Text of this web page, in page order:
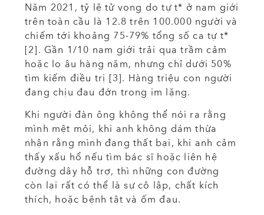
Năm 2021, tỷ lệ tử vong do tự t* ở nam giới
trên toàn cầu là 12.8 trên 100.000 người và
chiếm tới khoảng 75-79% tổng số ca tự t*
[2]. Gần 1/10 nam giới trải qua trầm cảm
hoặc lo âu hàng năm, nhưng chỉ dưới 50%
tìm kiếm điều trị [3]. Hàng triệu con người
đang chịu đau đớn trong im lặng.
Khi người đàn ông không thể nói ra rằng
mình mệt mỏi, khi anh không dám thừa
nhận rằng mình đang thất bại, khi anh cảm
thấy xấu hổ nếu tìm bác sĩ hoặc liên hệ
đường dây hỗ trợ, thì những con đường
còn lại rất có thể là sự cô lập, chất kích
thích, hoặc bệnh tật và ốm đau.